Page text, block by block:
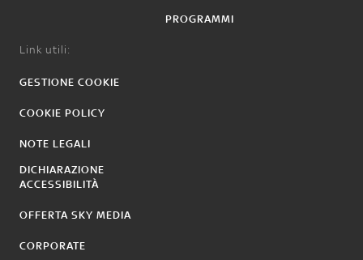
PROGRAMMI
Link utili:
GESTIONE COOKIE
COOKIE POLICY
NOTE LEGALI
DICHIARAZIONE
ACCESSIBILITÀ
OFFERTA SKY MEDIA
CORPORATE